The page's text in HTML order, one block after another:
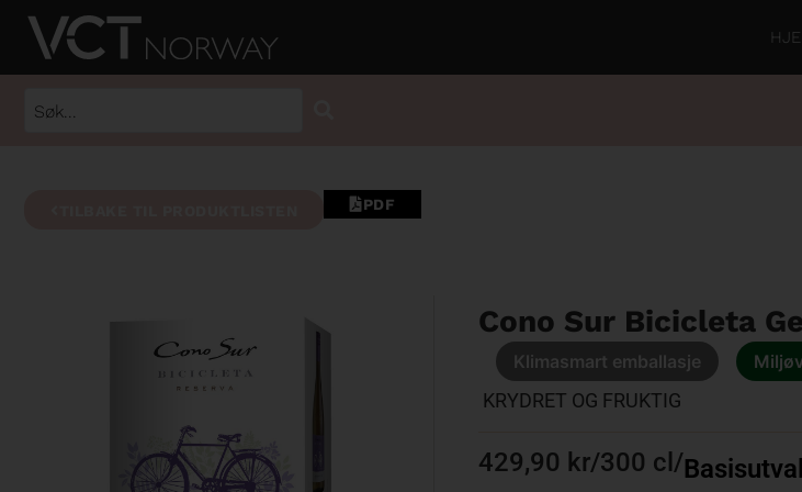
PDF
Cono Sur Bicicleta
Klimasmart emballasje
KRYDRET OG FRUKTIG
429,90 kr/300 cl /